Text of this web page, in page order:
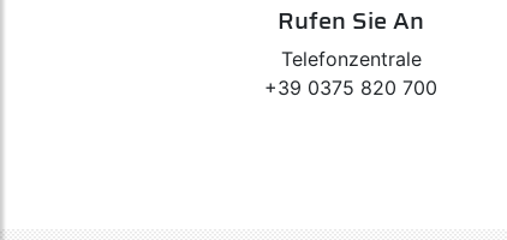
Rufen Sie An
Telefonzentrale
+39 0375 820 700